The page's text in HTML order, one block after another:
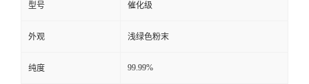
型号 催化级
外观 浅绿色粉末
纯度 99.99%